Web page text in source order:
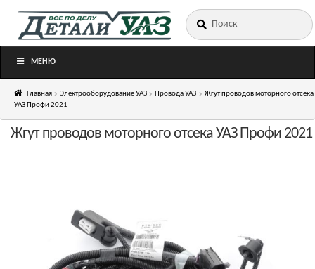
Перейти
Перейти
Искать:
МЕНЮ
Главная Электрооборудование УАЗ Провода УАЗ
Жгут проводов моторного отсека
УАЗ Профи 2021
Жгут проводов моторного отсека УАЗ Профи 2021